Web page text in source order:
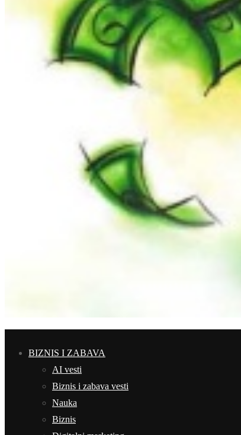
BIZNIS I ZABAVA
AI vesti
Biznis i zabava vesti
Nauka
Biznis